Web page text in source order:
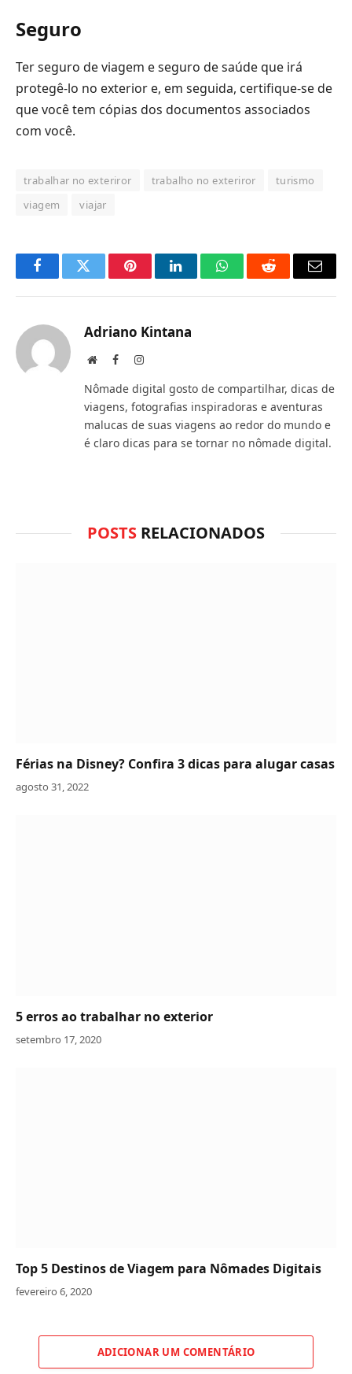
Seguro
Ter seguro de viagem e seguro de saúde que irá
protegê-lo no exterior e, em seguida, certifique-se de
que você tem cópias dos documentos associados
com você.
trabalhar no exteriror trabalho no exteriror
turismo
viagem
viajar
FacebookTwitter PinterestLinkedInO
WhatsApp?
Reddit
E-
Adriano Kintana
Site FacebookInstagram
Nômade digital gosto de compartilhar, dicas de
viagens, fotografias inspiradoras e aventuras
malucas de suas viagens ao redor do mundo e
é claro dicas para se tornar no nômade digital.
POSTS RELACIONADOS
Férias na Disney? Confira 3 dicas para alugar casas
agosto 31, 2022
5 erros ao trabalhar no exterior
setembro 17, 2020
Top 5 Destinos de Viagem para Nômades Digitais
fevereiro 6, 2020
ADICIONAR UM COMENTÁRIO